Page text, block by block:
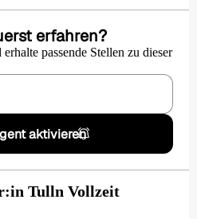
erfahren?
passende Stellen zu dieser
aktivieren
Tulln Vollzeit